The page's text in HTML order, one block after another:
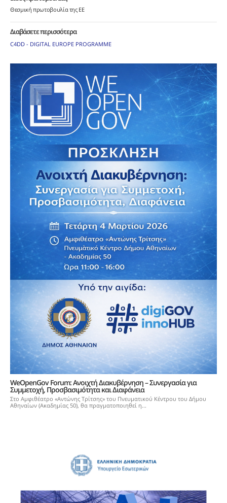
Θεσμική πρωτοβουλία της ΕΕ
Διαβάσετε περισσότερα
C4DD - DIGITAL EUROPE PROGRAMME
WeOpenGov Forum: Ανοιχτή Διακυβέρνηση – Συνεργασία για
Συμμετοχή, Προσβασιμότητα και Διαφάνεια
Στο Αμφιθέατρο «Αντώνης Τρίτσης» του Πνευματικού Κέντρου του Δήμου
Αθηναίων (Ακαδημίας 50), θα πραγματοποιηθεί η...